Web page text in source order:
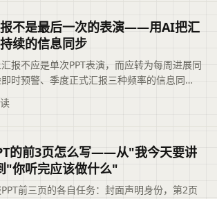
不是最后一次的表演——用AI把汇
续的信息同步
报不应是单次PPT表演，而应转为每周进展同
时预警、季度正式汇报三种频率的信息同
说明如何用AI工具将周报与季度汇报整合，消
，建立领导信任，让汇报成为持续沟通而非
要查看原文。
的前3页怎么写——从"我今天要讲
"你听完应该做什么"
前三页的各自任务：封面声明身份，第2页